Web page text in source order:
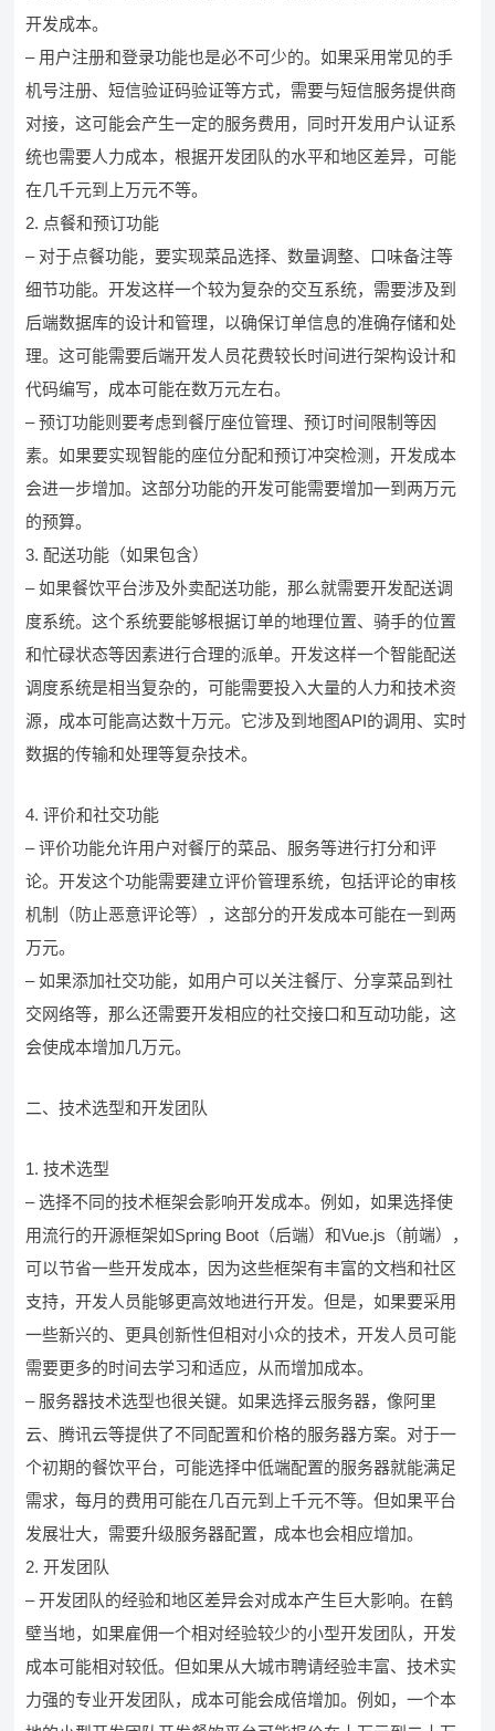
开发成本。
– 用户注册和登录功能也是必不可少的。如果采用常见的手
机号注册、短信验证码验证等方式，需要与短信服务提供商
对接，这可能会产生一定的服务费用，同时开发用户认证系
统也需要人力成本，根据开发团队的水平和地区差异，可能
在几千元到上万元不等。
2. 点餐和预订功能
– 对于点餐功能，要实现菜品选择、数量调整、口味备注等
细节功能。开发这样一个较为复杂的交互系统，需要涉及到
后端数据库的设计和管理，以确保订单信息的准确存储和处
理。这可能需要后端开发人员花费较长时间进行架构设计和
代码编写，成本可能在数万元左右。
– 预订功能则要考虑到餐厅座位管理、预订时间限制等因
素。如果要实现智能的座位分配和预订冲突检测，开发成本
会进一步增加。这部分功能的开发可能需要增加一到两万元
的预算。
3. 配送功能（如果包含）
– 如果餐饮平台涉及外卖配送功能，那么就需要开发配送调
度系统。这个系统要能够根据订单的地理位置、骑手的位置
和忙碌状态等因素进行合理的派单。开发这样一个智能配送
调度系统是相当复杂的，可能需要投入大量的人力和技术资
源，成本可能高达数十万元。它涉及到地图API的调用、实时
数据的传输和处理等复杂技术。
4. 评价和社交功能
– 评价功能允许用户对餐厅的菜品、服务等进行打分和评
论。开发这个功能需要建立评价管理系统，包括评论的审核
机制（防止恶意评论等），这部分的开发成本可能在一到两
万元。
– 如果添加社交功能，如用户可以关注餐厅、分享菜品到社
交网络等，那么还需要开发相应的社交接口和互动功能，这
会使成本增加几万元。
二、技术选型和开发团队
1. 技术选型
– 选择不同的技术框架会影响开发成本。例如，如果选择使
用流行的开源框架如Spring Boot（后端）和Vue.js（前端），
可以节省一些开发成本，因为这些框架有丰富的文档和社区
支持，开发人员能够更高效地进行开发。但是，如果要采用
一些新兴的、更具创新性但相对小众的技术，开发人员可能
需要更多的时间去学习和适应，从而增加成本。
– 服务器技术选型也很关键。如果选择云服务器，像阿里
云、腾讯云等提供了不同配置和价格的服务器方案。对于一
个初期的餐饮平台，可能选择中低端配置的服务器就能满足
需求，每月的费用可能在几百元到上千元不等。但如果平台
发展壮大，需要升级服务器配置，成本也会相应增加。
2. 开发团队
– 开发团队的经验和地区差异会对成本产生巨大影响。在鹤
壁当地，如果雇佣一个相对经验较少的小型开发团队，开发
成本可能相对较低。但如果从大城市聘请经验丰富、技术实
力强的专业开发团队，成本可能会成倍增加。例如，一个本